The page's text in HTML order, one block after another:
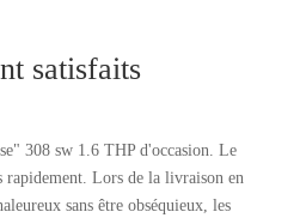
satisfaits
308 sw 1.6 THP d'occasion. Le
rapidement. Lors de la livraison en
sans être obséquieux, les